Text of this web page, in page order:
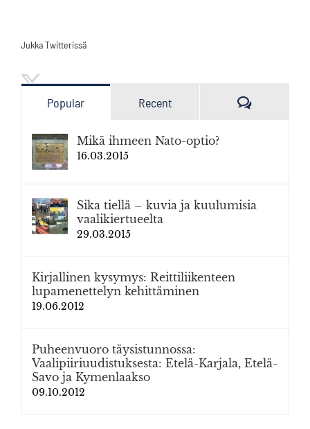
Jukka Twitterissä
Popular Recent Kommenttia
Mikä ihmeen Nato-optio?
16.03.2015
Sika tiellä – kuvia ja kuulumisia
vaalikiertueelta
29.03.2015
Kirjallinen kysymys: Reittiliikenteen
lupamenettelyn kehittäminen
19.06.2012
Puheenvuoro täysistunnossa:
Vaalipiiriuudistuksesta: Etelä-Karjala, Etelä-
Savo ja Kymenlaakso
09.10.2012